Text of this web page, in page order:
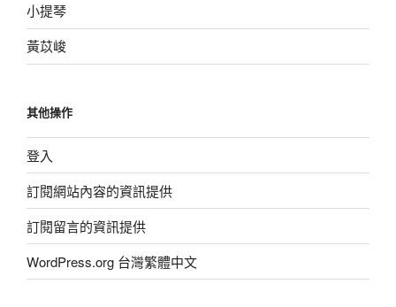
小提琴
黃苡峻
其他操作
登入
訂閱網站內容的資訊提供
訂閱留言的資訊提供
WordPress.org 台灣繁體中文